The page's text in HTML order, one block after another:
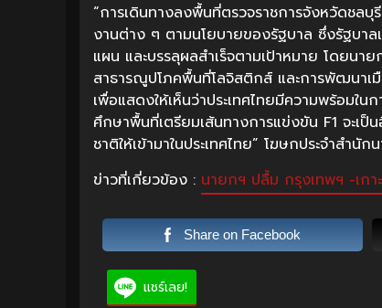
“การเดินทางลงพื้นที่ตรวจราชการจังหวัดชล
งานต่าง ๆ ตามนโยบายของรัฐบาล ซึ่งรัฐบาล
แผน และบรรลุผลสำเร็จตามเป้าหมาย โดยน
สาธารณูปโภคพื้นที่โลจิสติกส์ และการพัฒนาเมื
เพื่อแสดงให้เห็นว่าประเทศไทยมีความพร้อม
ศึกษาพื้นที่เตรียมเส้นทางการแข่งขัน F1 จะเ
ชาติให้เข้ามาในประเทศไทย” โฆษกประจำสำนั
ข่าวที่เกี่ยวข้อง : นายกฯ ปลื้ม กรุงเทพฯ -เก
Share on Facebook
แชร์เลย!